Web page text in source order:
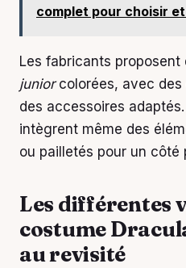
complet pour choisir
Les fabricants proposent
juniorcolorées, avec des
des accessoires
intègrent même des
ou pailletés pour un
Les différentes
costume
au revisité